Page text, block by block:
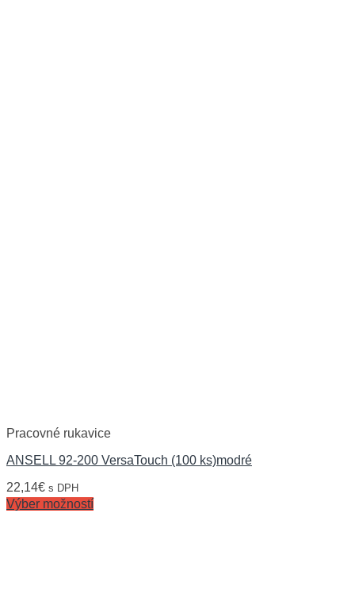
Pracovné rukavice
ANSELL 92-200 VersaTouch (100 ks)modré
22,14€ s DPH
Výber možností